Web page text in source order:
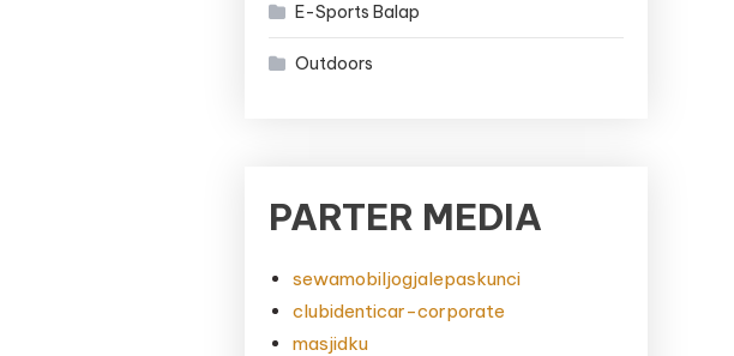
E-Sports Balap
Outdoors
PARTER MEDIA
sewamobiljogjalepaskunci
clubidenticar-corporate
masjidku